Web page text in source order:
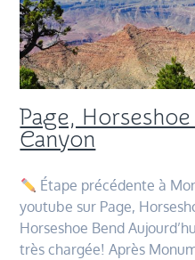
Page,
Canyon
Étape précédente à
youtube sur Page,
Horseshoe Bend
très chargée! Après